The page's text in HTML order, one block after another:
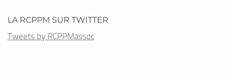
LA RCPPM SUR TWITTER
Tweets by RCPPMassoc